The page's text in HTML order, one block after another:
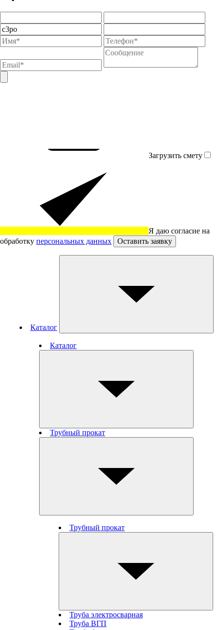
Загрузить смету
Я даю согласие на
обработку персональных данных Оставить заявку
Каталог
Каталог
Трубный прокат
Трубный прокат
Труба электросварная
Труба ВГП